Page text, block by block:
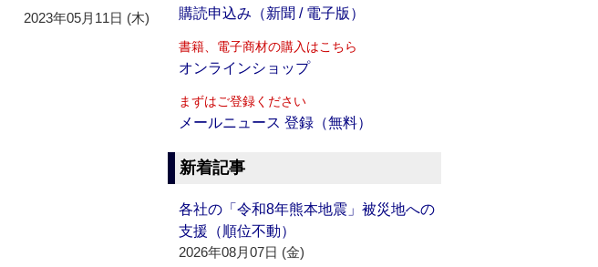
2023年05月11日 (木) 購読申込み（新聞 / 電子版）
書籍、電子商材の購入はこちら
オンラインショップ
まずはご登録ください
メールニュース 登録（無料）
新着記事
各社の「令和8年熊本地震」被災地への
支援（順位不動）
2026年08月07日 (金)